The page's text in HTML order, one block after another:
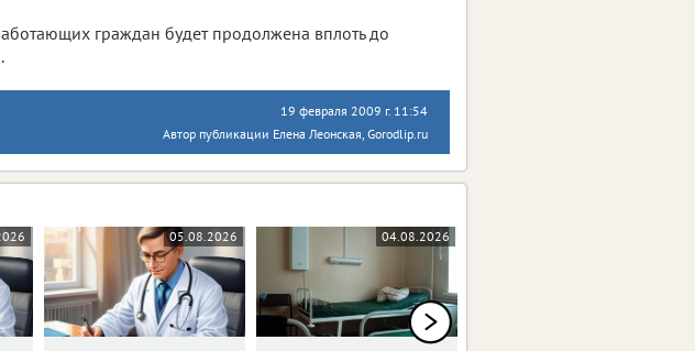
граждан будет продолжена вплоть до
19 февраля 2009 г. 11:54
Автор публикации Елена Леонская, Gorodlip.ru
05.08.2026 04.08.2026